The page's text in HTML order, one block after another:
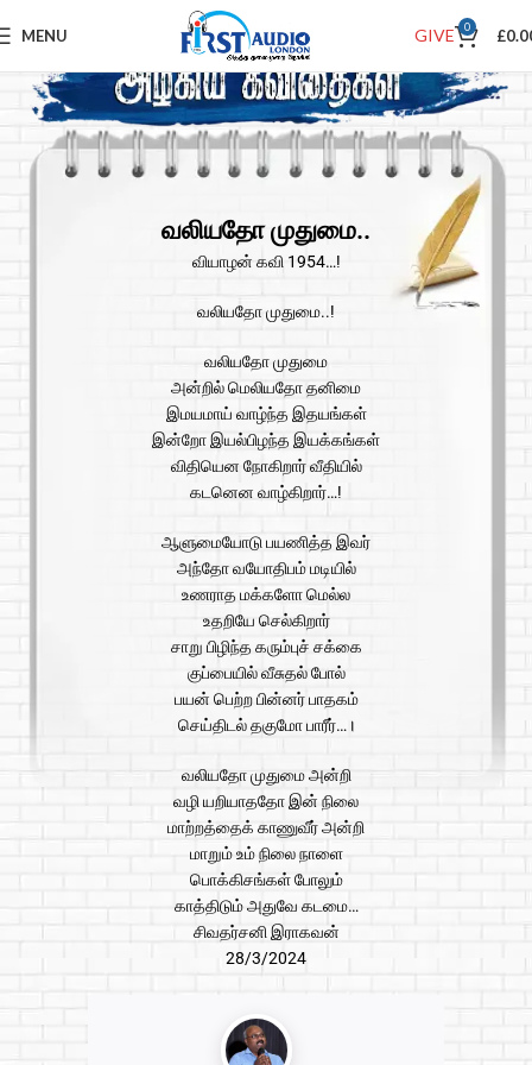
MENU GIVE 0 £
வலியதோ முதுமை..
வியாழன் கவி 1954…!
வலியதோ முதுமை..!
வலியதோ முதுமை
அன்றில் மெலியதோ தனிமை
இமயமாய் வாழ்ந்த இதயங்கள்
இன்றோ இயல்பிழந்த இயக்கங்கள்
விதியென நோகிறார் வீதியில்
கடனென வாழ்கிறார்…!
ஆளுமையோடு பயணித்த இவர்
அந்தோ வயோதிபம் மடியில்
உணராத மக்களோ மெல்ல
உதறியே செல்கிறார்
சாறு பிழிந்த கரும்புச் சக்கை
குப்பையில் வீசுதல் போல்
பயன் பெற்ற பின்னர் பாதகம்
செய்திடல் தகுமோ பாரீர்…।
வலியதோ முதுமை அன்றி
வழி யறியாததோ இன் நிலை
மாற்றத்தைக் காணுவீர் அன்றி
மாறும் உம் நிலை நாளை
பொக்கிசங்கள் போலும்
காத்திடும் அதுவே கடமை…
சிவதர்சனி இராகவன்
28/3/2024